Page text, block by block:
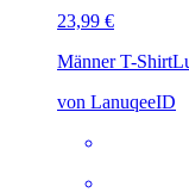
23,99 €
Männer T-Shirt
von LanuqeeID